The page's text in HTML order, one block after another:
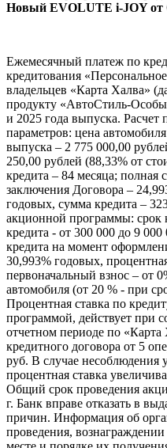
Новый EVOLUTE i‑JOY
Ежемесячный платеж по
кредитования
владельцев «Карта Халва»
продукту «АвтоСтиль-
и 2025 года выпуска. Расчет
параметров: цена
выпуска – 2 775 000,00
250,00 рублей (88,33% от
кредита – 84 месяца; полная
заключения Договора –
годовых, сумма кредита –
акционной программы: срок
кредита - от 300 000 до 9
кредита на момент
30,993% годовых,
первоначальный взнос – от
автомобиля (от 20 % - при
Процентная ставка по
программой, действует при
отчетном периоде по «Карта
кредитного договора от 5
руб. В случае несоблюдения
процентная ставка
Общий срок проведения
г. Банк вправе отказать в
причин. Информация об
проведения, вознаграждении